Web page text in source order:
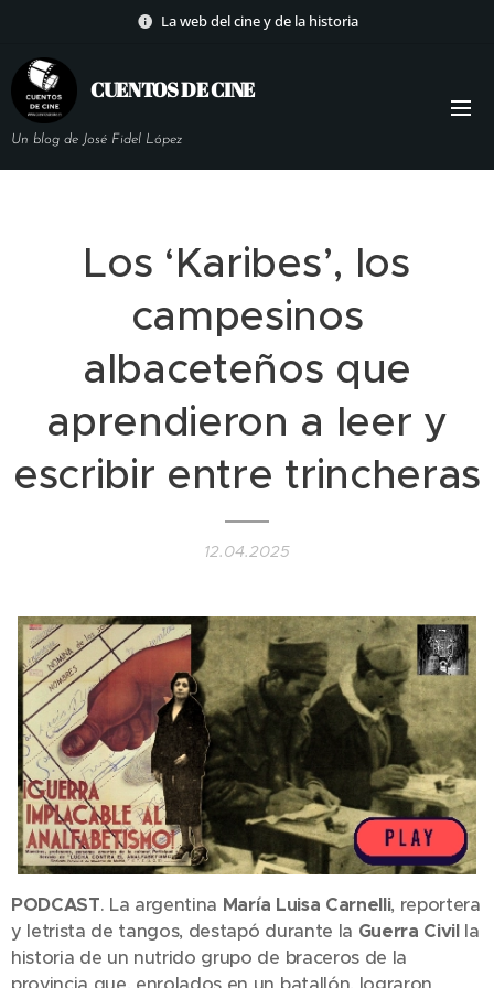
La web del cine y de la historia
CUENTOS DECINE
Un blog de José Fidel López
Los ‘Karibes’, los
campesinos
albaceteños que
aprendieron a leer y
escribir entre trincheras
12.04.2025
PODCAST. La argentina María Luisa Carnelli, reportera
y letrista de tangos, destapó durante la Guerra Civil la
historia de un nutrido grupo de braceros de la